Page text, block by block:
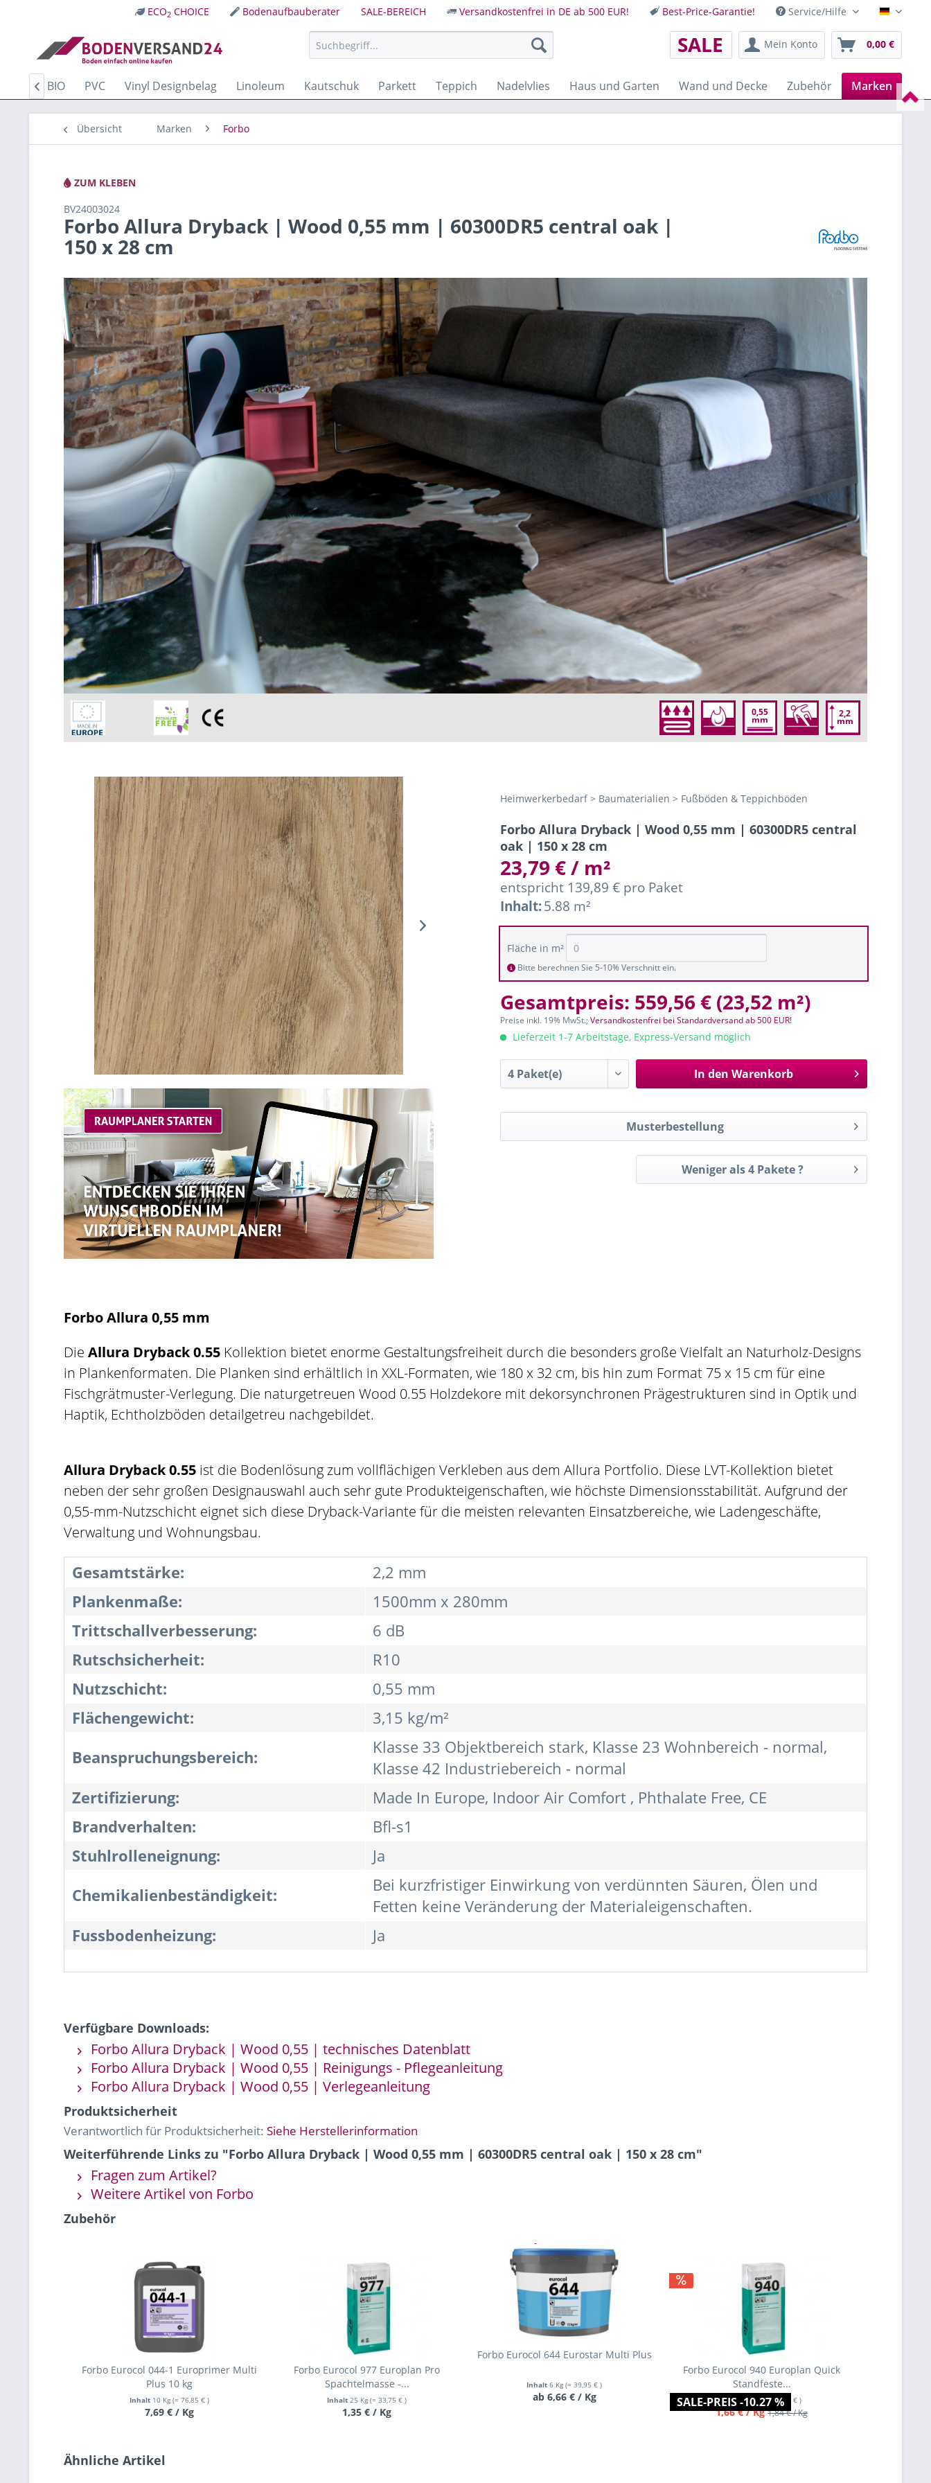
ECO2 CHOICE Bodenaufbauberater SALE-BEREICH Versandkostenfrei in DE ab 500 EUR! Best-Price-Garantie! Service/Hilfe Deutsch
SALE Mein Konto 0,00 €
BIO PVC Vinyl Designbelag Linoleum Kautschuk Parkett Teppich Nadelvlies Haus und Garten Wand und Decke Zubehör Marken

Übersicht Marken Forbo
ZUM KLEBEN
BV24003024
Forbo Allura Dryback | Wood 0,55 mm | 60300DR5 central oak |
150 x 28 cm
2,2
mm
0,55
mm
Heimwerkerbedarf > Baumaterialien > Fußböden & Teppichböden
Forbo Allura Dryback | Wood 0,55 mm | 60300DR5 central
oak | 150 x 28 cm
23,79 € / m²
entspricht 139,89 € pro Paket
Inhalt:5.88 m²
Fläche in m²
Bitte berechnen Sie 5-10% Verschnitt ein.
Gesamtpreis: 559,56 € (23,52 m²)
Preise inkl. 19% MwSt.;Versandkostenfrei bei Standardversand ab 500 EUR!
Lieferzeit 1-7 Arbeitstage, Express-Versand möglich
In den Warenkorb
Musterbestellung
Weniger als 4 Pakete ?
Forbo Allura 0,55 mm
Die Allura Dryback 0.55 Kollektion bietet enorme Gestaltungsfreiheit durch die besonders große Vielfalt an Naturholz-Designs
in Plankenformaten. Die Planken sind erhältlich in XXL-Formaten, wie 180 x 32 cm, bis hin zum Format 75 x 15 cm für eine
Fischgrätmuster-Verlegung. Die naturgetreuen Wood 0.55 Holzdekore mit dekorsynchronen Prägestrukturen sind in Optik und
Haptik, Echtholzböden detailgetreu nachgebildet.
Allura Dryback 0.55 ist die Bodenlösung zum vollflächigen Verkleben aus dem Allura Portfolio. Diese LVT-Kollektion bietet
neben der sehr großen Designauswahl auch sehr gute Produkteigenschaften, wie höchste Dimensionsstabilität. Aufgrund der
0,55-mm-Nutzschicht eignet sich diese Dryback-Variante für die meisten relevanten Einsatzbereiche, wie Ladengeschäfte,
Verwaltung und Wohnungsbau.
Gesamtstärke:
2,2 mm
Plankenmaße:
1500mm x 280mm
Trittschallverbesserung:
6 dB
Rutschsicherheit:
R10
Nutzschicht:
0,55 mm
Flächengewicht:
3,15 kg/m²
Beanspruchungsbereich:
Klasse 33 Objektbereich stark, Klasse 23 Wohnbereich - normal,
Klasse 42 Industriebereich - normal
Zertifizierung:
Made In Europe, Indoor Air Comfort , Phthalate Free, CE
Brandverhalten:
Bfl-s1
Stuhlrolleneignung:
Ja
Chemikalienbeständigkeit:
Bei kurzfristiger Einwirkung von verdünnten Säuren, Ölen und
Fetten keine Veränderung der Materialeigenschaften.
Fussbodenheizung:
Ja
Verfügbare Downloads:
Forbo Allura Dryback | Wood 0,55 | technisches Datenblatt
Forbo Allura Dryback | Wood 0,55 | Reinigungs - Pflegeanleitung
Forbo Allura Dryback | Wood 0,55 | Verlegeanleitung
Produktsicherheit
Verantwortlich für Produktsicherheit: Siehe Herstellerinformation
Weiterführende Links zu "Forbo Allura Dryback | Wood 0,55 mm | 60300DR5 central oak | 150 x 28 cm"
Fragen zum Artikel?
Weitere Artikel von Forbo
Zubehör
Forbo Eurocol 044-1 Europrimer Multi
Plus 10 kg
Inhalt 10 Kg (= 76,85 € )
7,69 € / Kg
Forbo Eurocol 977 Europlan Pro
Spachtelmasse -...
Inhalt 25 Kg (= 33,75 € )
1,35 € / Kg
Forbo Eurocol 644 Eurostar Multi Plus
Inhalt 6 Kg (= 39,95 € )
ab 6,66 € / Kg
Varianten
SALE-PREIS -10.27 %
Forbo Eurocol 940 Europlan Quick
Standfeste...
Inhalt25 Kg(= 41,50 € )
1,66 € / Kg 1,84 € / Kg
Ähnliche Artikel